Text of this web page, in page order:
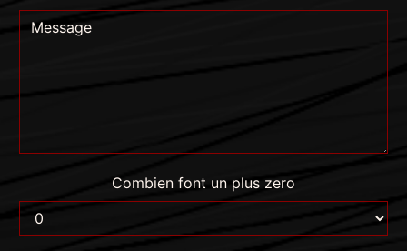
Combien font un plus zero